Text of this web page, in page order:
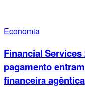
Economia
Financial
pagamento
financeira agêntica